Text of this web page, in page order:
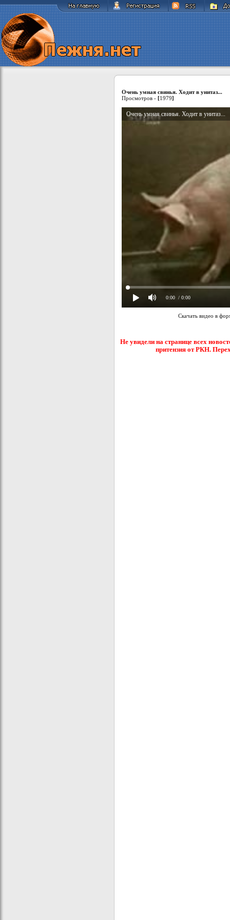
Очень умная свинья. Ходит в унитаз...
Просмотров - [1979]
Очень умная свинья. Ходит в унитаз...
0:00 / 0:00
Скачать видео в
Не увидели на странице всех
притензия от РКН.